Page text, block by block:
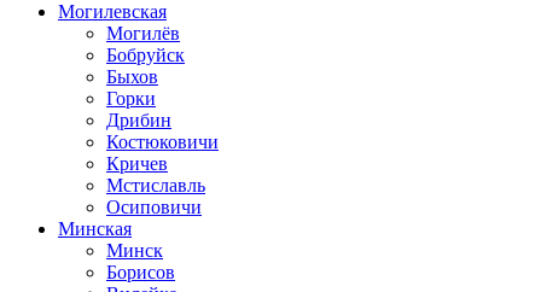
Могилевская
Могилёв
Бобруйск
Быхов
Горки
Дрибин
Костюковичи
Кричев
Мстиславль
Осиповичи
Минская
Минск
Борисов